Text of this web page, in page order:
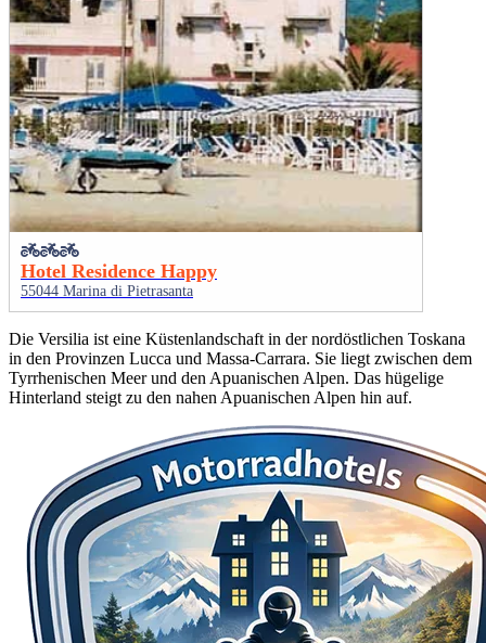
Hotel Residence Happy
55044 Marina di Pietrasanta
Die Versilia ist eine Küstenlandschaft in der nordöstlichen Toskana
in den Provinzen Lucca und Massa-Carrara. Sie liegt zwischen dem
Tyrrhenischen Meer und den Apuanischen Alpen. Das hügelige
Hinterland steigt zu den nahen Apuanischen Alpen hin auf.